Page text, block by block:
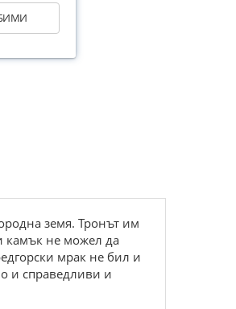
земя. Тронът им
камък не можел да
мрак не бил и
и справедливи и